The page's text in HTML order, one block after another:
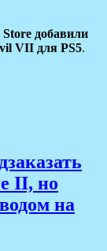
добавили
VII для PS5.
II, но
на